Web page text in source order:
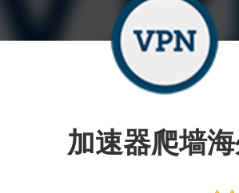
加速器爬墙